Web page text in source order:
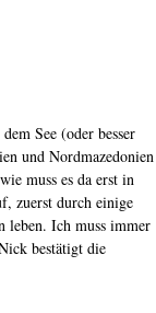
See (oder besser
und Nordmazedonien
muss es da erst in
zuerst durch einige
leben. Ich muss immer
bestätigt die